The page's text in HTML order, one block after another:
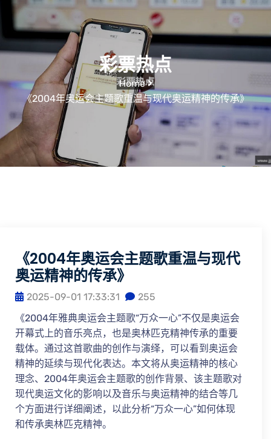
彩票热点
Home
《2004年奥运会主题歌重温与现代奥运精神的传承》
《2004年奥运会主题歌重温与现代
奥运精神的传承》
2025-09-01 17:33:31
255
《2004年雅典奥运会主题歌“万众一心”不仅是奥运会
开幕式上的音乐亮点，也是奥林匹克精神传承的重要
载体。通过这首歌曲的创作与演绎，可以看到奥运会
精神的延续与现代化表达。本文将从奥运精神的核心
理念、2004年奥运会主题歌的创作背景、该主题歌对
现代奥运文化的影响以及音乐与奥运精神的结合等几
个方面进行详细阐述，以此分析“万众一心”如何体现
和传承奥林匹克精神。